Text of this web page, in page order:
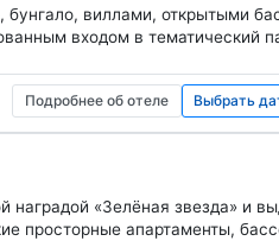
бунгало, виллами, открытыми
входом в тематический
Подробнее об отеле Выбрать
наградой «Зелёная звезда» и
просторные апартаменты,